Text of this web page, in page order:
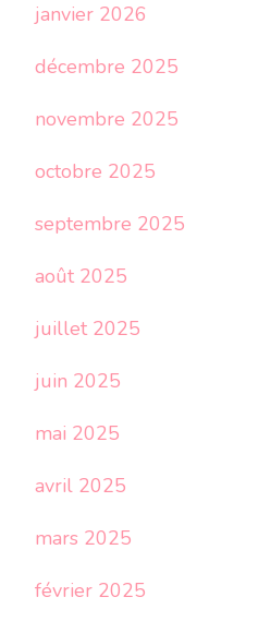
janvier 2026
décembre 2025
novembre 2025
octobre 2025
septembre 2025
août 2025
juillet 2025
juin 2025
mai 2025
avril 2025
mars 2025
février 2025